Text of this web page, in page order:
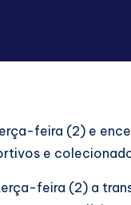
feira (2) e
e
feira (2) a